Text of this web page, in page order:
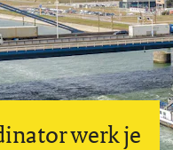
werk je